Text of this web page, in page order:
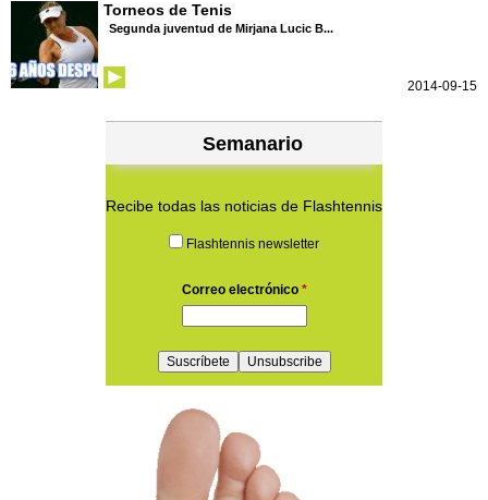
Torneos de Tenis
Segunda juventud de Mirjana Lucic B...
2014-09-15
Semanario
Recibe todas las noticias de Flashtennis
Flashtennis newsletter
Correo electrónico *